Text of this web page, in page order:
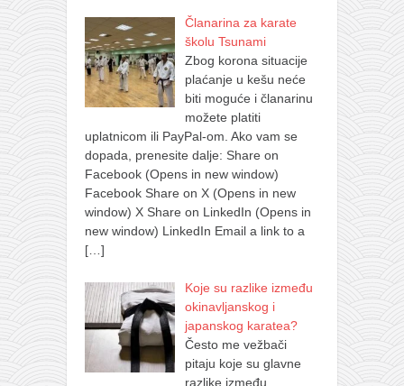
Članarina za karate
školu Tsunami
Zbog korona situacije
plaćanje u kešu neće
biti moguće i članarinu
možete platiti
uplatnicom ili PayPal-om. Ako vam se
dopada, prenesite dalje: Share on
Facebook (Opens in new window)
Facebook Share on X (Opens in new
window) X Share on LinkedIn (Opens in
new window) LinkedIn Email a link to a
[…]
Koje su razlike između
okinavljanskog i
japanskog karatea?
Često me vežbači
pitaju koje su glavne
razlike između